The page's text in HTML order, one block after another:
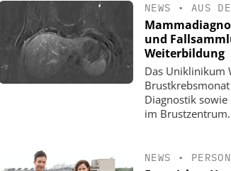
NEWS • AUS
und
Weiterbildung
Das Uniklinikum
Diagnostik
im Brustzentrum.
NEWS •